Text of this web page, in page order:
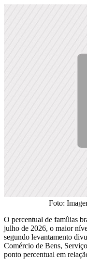
Foto:
O percentual de famílias
julho de 2026, o maior
segundo levantamento
Comércio de Bens,
ponto percentual em